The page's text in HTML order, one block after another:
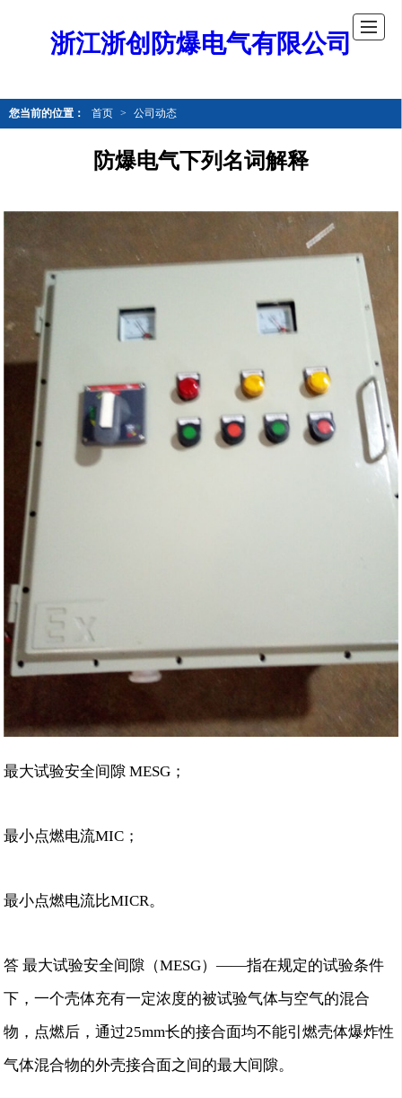
浙江浙创防爆电气有限公司
您当前的位置： 首页 > 公司动态
防爆电气下列名词解释
最大试验安全间隙 MESG；
最小点燃电流MIC；
最小点燃电流比MICR。
答 最大试验安全间隙（MESG）——指在规定的试验条件
下，一个壳体充有一定浓度的被试验气体与空气的混合
物，点燃后，通过25mm长的接合面均不能引燃壳体爆炸性
气体混合物的外壳接合面之间的最大间隙。